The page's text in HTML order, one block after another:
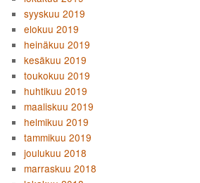
syyskuu 2019
elokuu 2019
heinäkuu 2019
kesäkuu 2019
toukokuu 2019
huhtikuu 2019
maaliskuu 2019
helmikuu 2019
tammikuu 2019
joulukuu 2018
marraskuu 2018